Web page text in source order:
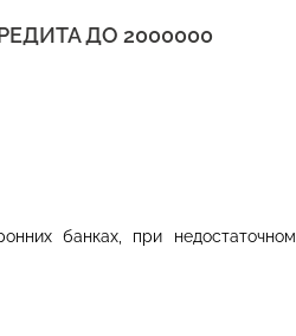
ДО 2000000
банках, при недостаточном